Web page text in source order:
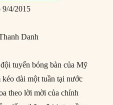
9/4/2015
Danh
tuyển bóng bàn của Mỹ
kéo dài một tuần tại nước
theo lời mời của chính